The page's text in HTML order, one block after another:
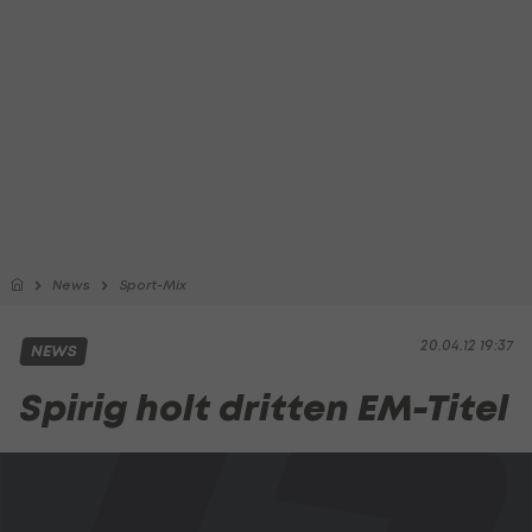
News Sport-Mix
20.04.12 19:37
NEWS
Spirig holt dritten EM-Titel